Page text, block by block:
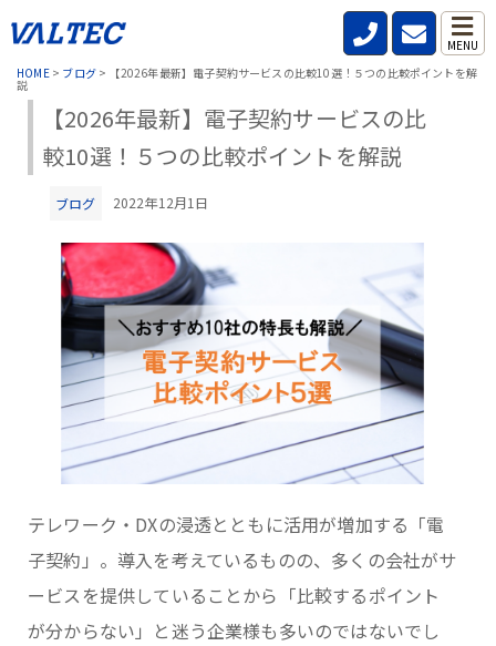
MENU
HOME> ブログ> 【2026年最新】電子契約サービスの比較10選！５つの比較ポイントを解
説
【2026年最新】電子契約サービスの比
較10選！５つの比較ポイントを解説
ブログ 2022年12月1日
テレワーク・DXの浸透とともに活用が増加する「電
子契約」。導入を考えているものの、多くの会社がサ
ービスを提供していることから「比較するポイント
が分からない」と迷う企業様も多いのではないでし